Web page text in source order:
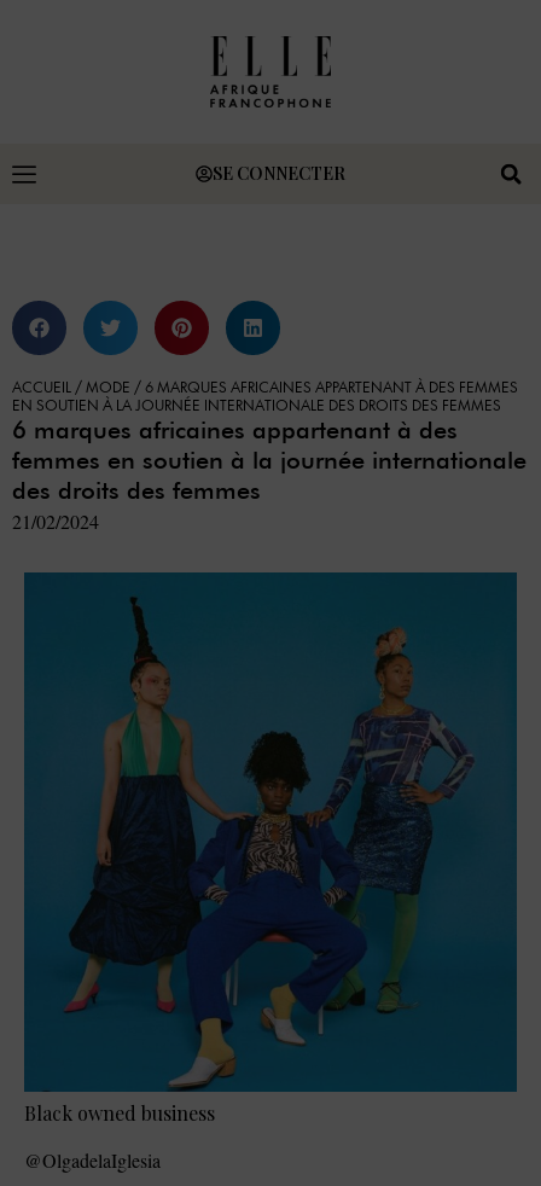
SE CONNECTER
ACCUEIL / MODE / 6 MARQUES AFRICAINES APPARTENANT À DES FEMMES
EN SOUTIEN À LA JOURNÉE INTERNATIONALE DES DROITS DES FEMMES
6 marques africaines appartenant à des
femmes en soutien à la journée internationale
des droits des femmes
21/02/2024
Black owned business
@OlgadelaIglesia